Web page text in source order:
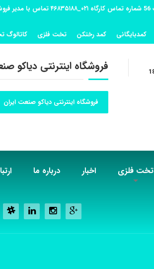
کمدبایگانی کمد رختکن تخت فلزی کاتالوگ
فروشگاه اینترنتی دیاکو
فروشگاه اینترنتی دیاکو صنعت ایران
تخت فلزی اخبار درباره ما